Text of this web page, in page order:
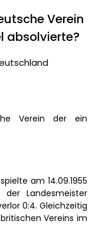
Verein
absolvierte?
Verein der ein
am 14.09.1955
der Landesmeister
0:4. Gleichzeitig
Vereins im